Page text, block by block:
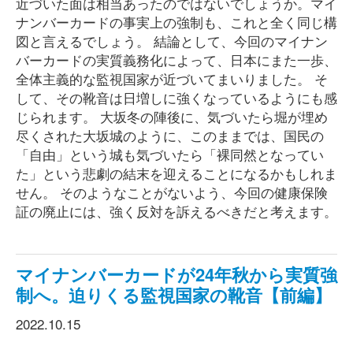
ナンバーカードの事実上の強制も、これと全く同じ構
図と言えるでしょう。 結論として、今回のマイナン
バーカードの実質義務化によって、日本にまた一歩、
全体主義的な監視国家が近づいてまいりました。 そ
して、その靴音は日増しに強くなっているようにも感
じられます。 大坂冬の陣後に、気づいたら堀が埋め
尽くされた大坂城のように、このままでは、国民の
「自由」という城も気づいたら「裸同然となってい
た」という悲劇の結末を迎えることになるかもしれま
せん。 そのようなことがないよう、今回の健康保険
証の廃止には、強く反対を訴えるべきだと考えます。
マイナンバーカードが24年秋から実質強
制へ。迫りくる監視国家の靴音【前編】
2022.10.15